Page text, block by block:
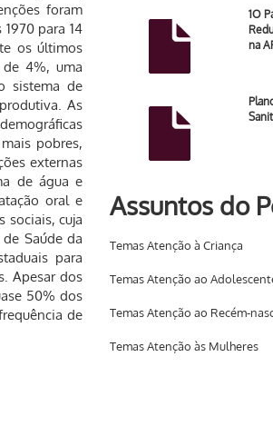
foram
para 14
os últimos
4%, uma
sistema de
As
pobres,
externas
de água e
oral e
sociais, cuja
Saúde da
para
Apesar dos
50% dos
de
1O
na
Assuntos do
Temas Atenção à Criança
Temas Atenção ao
Temas Atenção ao Recém-
Temas Atenção às Mulheres